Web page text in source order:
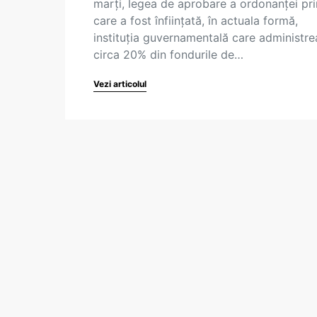
marți, legea de aprobare a ordonanței
care a fost înființată, în actuala formă,
instituția guvernamentală care
circa 20% din fondurile de…
Vezi articolul